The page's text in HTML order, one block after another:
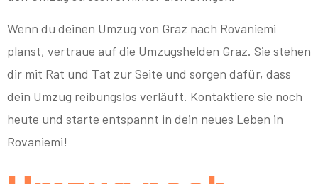
Wenn du deinen Umzug von Graz nach Rovaniemi
planst, vertraue auf die Umzugshelden Graz. Sie stehen
dir mit Rat und Tat zur Seite und sorgen dafür, dass
dein Umzug reibungslos verläuft. Kontaktiere sie noch
heute und starte entspannt in dein neues Leben in
Rovaniemi!